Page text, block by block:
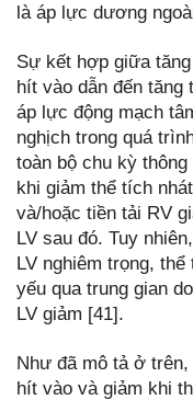
là áp lực dương
Sự kết hợp giữa
hít vào dẫn đến tăng
áp lực động mạch
nghịch trong quá
toàn bộ chu kỳ
khi giảm thể tích
và/hoặc tiền tải RV
LV sau đó. Tuy
LV nghiêm trọng,
yếu qua trung gian
LV giảm [41].
Như đã mô tả ở
hít vào và giảm khi